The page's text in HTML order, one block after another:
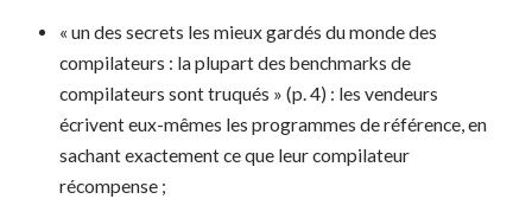
« un des secrets les mieux gardés du monde des
compilateurs : la plupart des benchmarks de
compilateurs sont truqués » (p. 4) : les vendeurs
écrivent eux-mêmes les programmes de référence, en
sachant exactement ce que leur compilateur
récompense ;